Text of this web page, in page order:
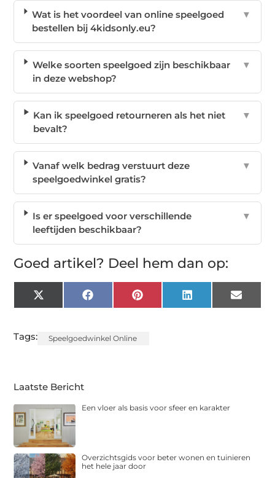
Wat is het voordeel van online speelgoed
bestellen bij 4kidsonly.eu?
▼
Welke soorten speelgoed zijn beschikbaar
in deze webshop?
▼
Kan ik speelgoed retourneren als het niet
bevalt?
▼
Vanaf welk bedrag verstuurt deze
speelgoedwinkel gratis?
▼
Is er speelgoed voor verschillende
leeftijden beschikbaar?
▼
Goed artikel? Deel hem dan op:
X
(Twitter)
FacebookPinterest LinkedIn Email
Tags: Speelgoedwinkel Online
Laatste Bericht
Een vloer als basis voor sfeer en karakter
Overzichtsgids voor beter wonen en tuinieren
het hele jaar door